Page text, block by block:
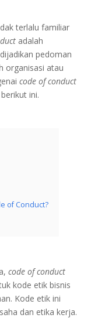
terlalu familiar
adalah
pedoman
organisasi atau
code of conduct
ini.
of Conduct?
code of conduct
kode etik bisnis
Kode etik ini
dan etika kerja.